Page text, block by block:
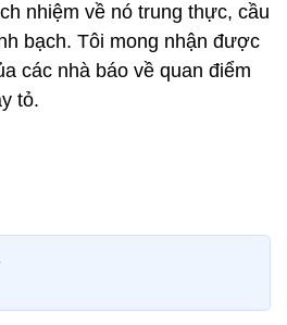
nhiệm về nó trung thực, cầu
bạch. Tôi mong nhận được
các nhà báo về quan điểm
tỏ.